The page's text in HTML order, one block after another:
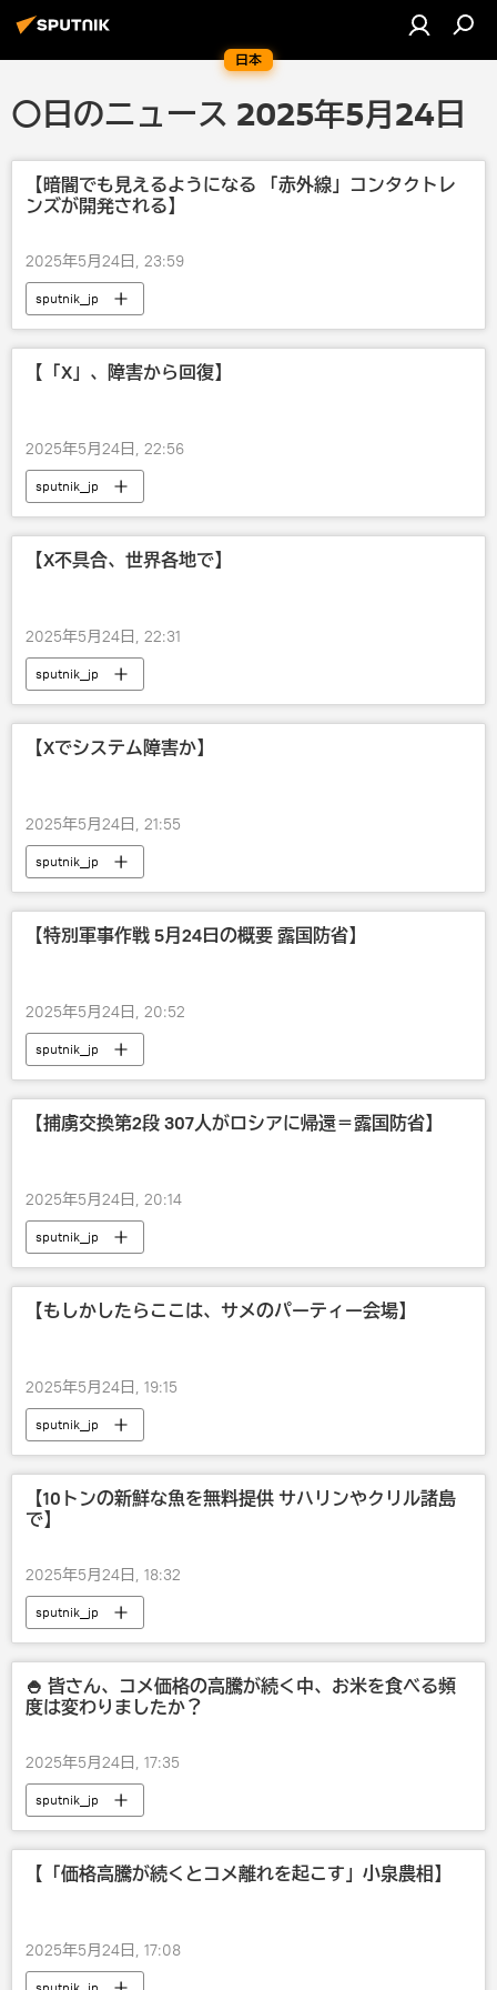
日本
〇日のニュース 2025年5月24日
【暗闇でも見えるようになる 「赤外線」コンタクトレ
ンズが開発される】
2025年5月24日, 23:59
sputnik_jp
【「X」、障害から回復】
2025年5月24日, 22:56
sputnik_jp
【X不具合、世界各地で】
2025年5月24日, 22:31
sputnik_jp
【Xでシステム障害か】
2025年5月24日, 21:55
sputnik_jp
【特別軍事作戦 5月24日の概要 露国防省】
2025年5月24日, 20:52
sputnik_jp
【捕虜交換第2段 307人がロシアに帰還＝露国防省】
2025年5月24日, 20:14
sputnik_jp
【もしかしたらここは、サメのパーティー会場】
2025年5月24日, 19:15
sputnik_jp
【10トンの新鮮な魚を無料提供 サハリンやクリル諸島
で】
2025年5月24日, 18:32
sputnik_jp
🍚 皆さん、コメ価格の高騰が続く中、お米を食べる頻
度は変わりましたか？
2025年5月24日, 17:35
sputnik_jp
【「価格高騰が続くとコメ離れを起こす」小泉農相】
2025年5月24日, 17:08